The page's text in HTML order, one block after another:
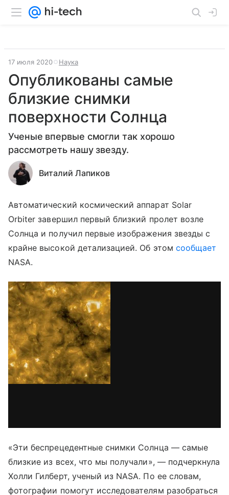
17 июля 2020 Наука
Опубликованы самые
близкие снимки
поверхности Солнца
Ученые впервые смогли так хорошо
рассмотреть нашу звезду.
Виталий Лапиков
Автоматический космический аппарат Solar
Orbiter завершил первый близкий пролет возле
Солнца и получил первые изображения звезды с
крайне высокой детализацией. Об этом сообщает
NASA.
«Эти беспрецедентные снимки Солнца — самые
близкие из всех, что мы получали», — подчеркнула
Холли Гилберт, ученый из NASA. По ее словам,
фотографии помогут исследователям разобраться